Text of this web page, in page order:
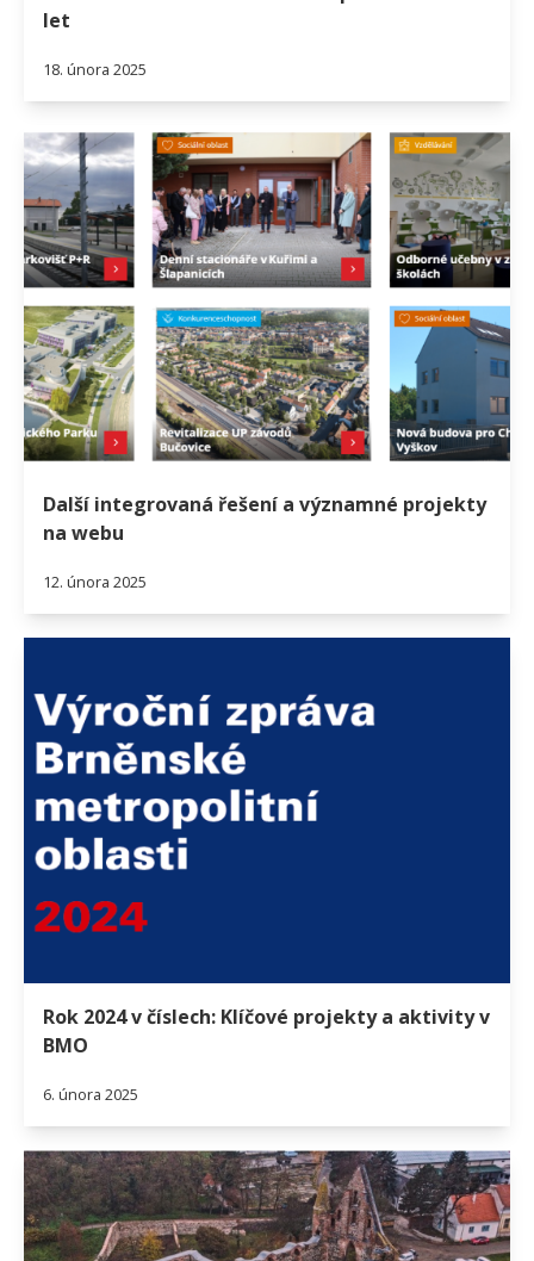
let
18. února 2025
Další integrovaná řešení a významné projekty
na webu
12. února 2025
Rok 2024 v číslech: Klíčové projekty a aktivity v
BMO
6. února 2025